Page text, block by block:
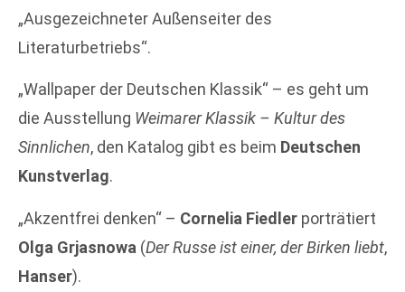
„Ausgezeichneter Außenseiter des
Literaturbetriebs“.
„Wallpaper der Deutschen Klassik“ – es geht um
die Ausstellung Weimarer Klassik – Kultur des
Sinnlichen, den Katalog gibt es beim Deutschen
Kunstverlag.
„Akzentfrei denken“ – Cornelia Fiedler porträtiert
Olga Grjasnowa (Der Russe ist einer, der Birken liebt,
Hanser).